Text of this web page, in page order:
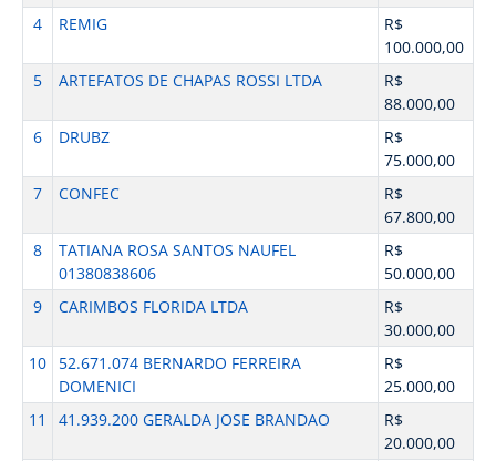
4
REMIG
R$
100.000,00
5
ARTEFATOS DE CHAPAS ROSSI LTDA
R$
88.000,00
6
DRUBZ
R$
75.000,00
7
CONFEC
R$
67.800,00
8
TATIANA ROSA SANTOS NAUFEL
01380838606
R$
50.000,00
9
CARIMBOS FLORIDA LTDA
R$
30.000,00
10
52.671.074 BERNARDO FERREIRA
DOMENICI
R$
25.000,00
11
41.939.200 GERALDA JOSE BRANDAO
R$
20.000,00